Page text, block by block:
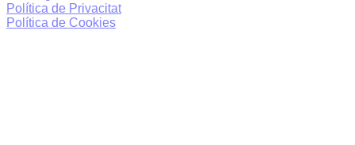
Política de Privacitat
Política de Cookies